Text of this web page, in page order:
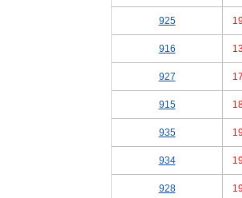
925
916
927
915
935
934
928